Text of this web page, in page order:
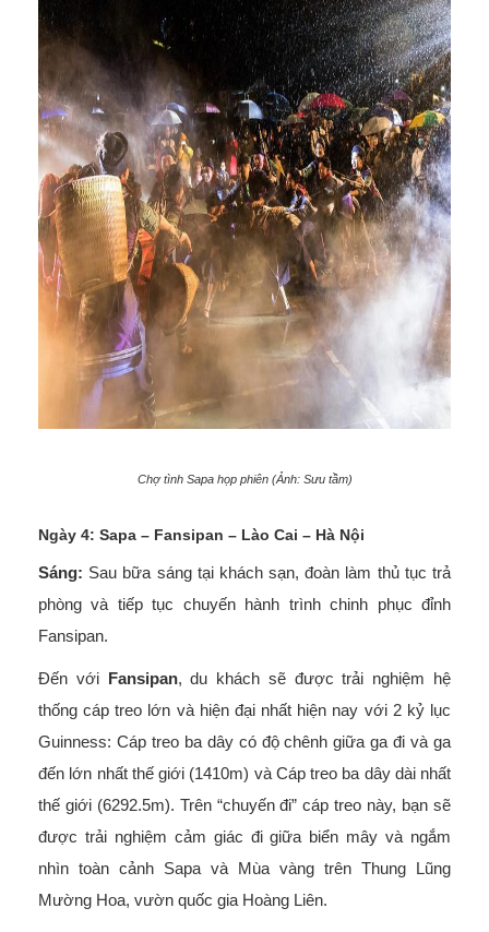
Chợ tình Sapa họp phiên (Ảnh: Sưu tầm)
Ngày 4: Sapa – Fansipan – Lào Cai – Hà Nội
Sáng: Sau bữa sáng tại khách sạn, đoàn làm thủ tục trả
phòng và tiếp tục chuyến hành trình chinh phục đỉnh
Fansipan.
Đến với Fansipan, du khách sẽ được trải nghiệm hệ
thống cáp treo lớn và hiện đại nhất hiện nay với 2 kỷ lục
Guinness: Cáp treo ba dây có độ chênh giữa ga đi và ga
đến lớn nhất thế giới (1410m) và Cáp treo ba dây dài nhất
thế giới (6292.5m). Trên “chuyến đi” cáp treo này, bạn sẽ
được trải nghiệm cảm giác đi giữa biển mây và ngắm
nhìn toàn cảnh Sapa và Mùa vàng trên Thung Lũng
Mường Hoa, vườn quốc gia Hoàng Liên.